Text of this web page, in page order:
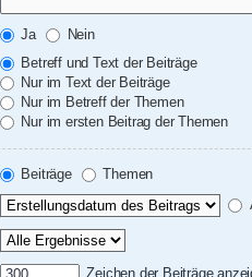
Ja
Nein
Betreff und Text der Beiträge
Nur im Text der Beiträge
Nur im Betreff der Themen
Nur im ersten Beitrag der Themen
Beiträge
Themen
Zeichen der Beiträge